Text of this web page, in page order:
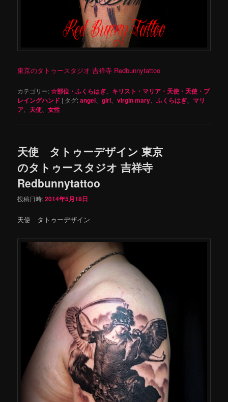
東京のタトゥースタジオ 吉祥寺 Redbunnytattoo
カテゴリー:☆部位・ふくらはぎ
キリスト・マリア・天使・天使・プ
レイングハンド | タグ:angel 、girl 、virgin mary 、ふくらはぎ
マリ
ア
天使 、女性
天使 タトゥーデザイン 東京
のタトゥースタジオ 吉祥寺
Redbunnytattoo
投稿日時:2014年5月18日
天使 タトゥーデザイン